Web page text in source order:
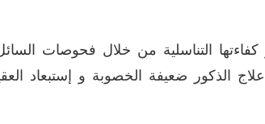
كفاءتها التناسلية من خلال فحوصات
علاج الذكور ضعيفة الخصوبة و إستبعاد